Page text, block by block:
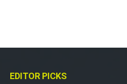
EDITOR PICKS